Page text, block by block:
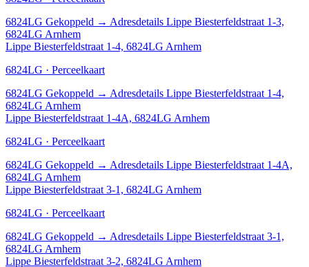
6824LG Gekoppeld → Adresdetails Lippe Biesterfeldstraat 1-3,
6824LG Arnhem
Lippe Biesterfeldstraat 1-4, 6824LG Arnhem
6824LG · Perceelkaart
6824LG Gekoppeld → Adresdetails Lippe Biesterfeldstraat 1-4,
6824LG Arnhem
Lippe Biesterfeldstraat 1-4A, 6824LG Arnhem
6824LG · Perceelkaart
6824LG Gekoppeld → Adresdetails Lippe Biesterfeldstraat 1-4A,
6824LG Arnhem
Lippe Biesterfeldstraat 3-1, 6824LG Arnhem
6824LG · Perceelkaart
6824LG Gekoppeld → Adresdetails Lippe Biesterfeldstraat 3-1,
6824LG Arnhem
Lippe Biesterfeldstraat 3-2, 6824LG Arnhem